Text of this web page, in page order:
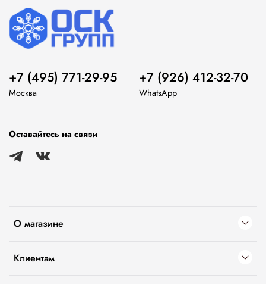
О магазине
Клиентам
+7 (495) 771-29-95
Москва
+7 (926) 412-32-70
WhatsApp
Оставайтесь на связи